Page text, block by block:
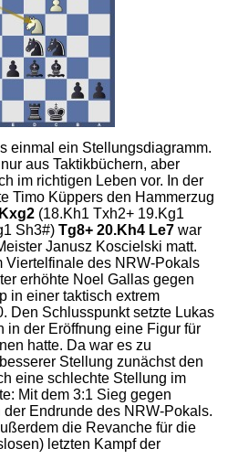
einmal ein Stellungsdiagramm.
aus Taktikbüchern, aber
im richtigen Leben vor. In der
Timo Küppers den Hammerzug
(18.Kh1 Txh2+ 19.Kg1
Sh3#) Tg8+ 20.Kh4 Le7 war
Janusz Koscielski matt.
Viertelfinale des NRW-Pokals
erhöhte Noel Gallas gegen
in einer taktisch extrem
Den Schlusspunkt setzte Lukas
in der Eröffnung eine Figur für
hatte. Da war es zu
Stellung zunächst den
eine schlechte Stellung im
Mit dem 3:1 Sieg gegen
Endrunde des NRW-Pokals.
die Revanche für die
letzten Kampf der